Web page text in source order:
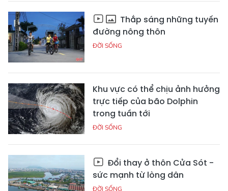
Thắp sáng những tuyến
đường nông thôn
ĐỜI SỐNG
Khu vực có thể chịu ảnh hưởng
trực tiếp của bão Dolphin
trong tuần tới
ĐỜI SỐNG
Đổi thay ở thôn Cửa Sót -
sức mạnh từ lòng dân
ĐỜI SỐNG